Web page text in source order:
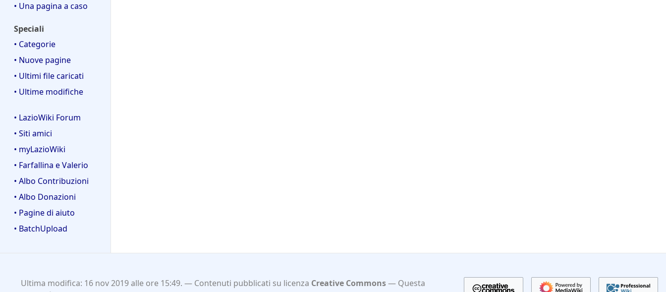
• Una pagina a caso
Speciali
• Categorie
• Nuove pagine
• Ultimi file caricati
• Ultime modifiche
• LazioWiki Forum
• Siti amici
• myLazioWiki
• Farfallina e Valerio
• Albo Contribuzioni
• Albo Donazioni
• Pagine di aiuto
• BatchUpload
Ultima modifica: 16 nov 2019 alle ore 15:49. Contenuti pubblicati su licenza Creative Commons
Questa